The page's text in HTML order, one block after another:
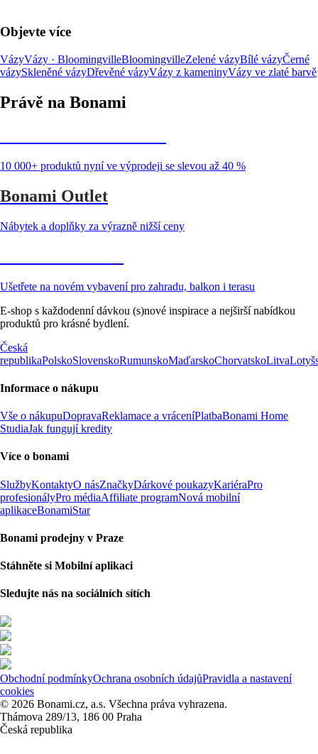
Objevte více
VázyVázy · BloomingvilleBloomingvilleZelené vázyBílé vázyČerné
vázySkleněné vázyDřevěné vázyVázy z kameninyVázy ve zlaté barvě
Právě na Bonami
10 000+ produktů nyní ve výprodeji se slevou až 40 %
Bonami Outlet
Nábytek a doplňky za výrazně nižší ceny
Ušetřete na novém vybavení pro zahradu, balkon i terasu
E-shop s každodenní dávkou (s)nové inspirace a nejširší nabídkou
produktů pro krásné bydlení.
Česká
republikaPolskoSlovenskoRumunskoMaďarskoChorvatskoLitva
Informace o nákupu
Vše o nákupuDopravaReklamace a vráceníPlatbaBonami Home
StudiaJak fungují kredity
Více o bonami
SlužbyKontaktyO násZnačkyDárkové poukazyKariéraPro
profesionályPro médiaAffiliate programNová mobilní
aplikaceBonamiStar
Bonami prodejny v Praze
Stáhněte si Mobilní aplikaci
Sledujte nás na sociálních sítích
Obchodní podmínkyOchrana osobních údajůPravidla a nastavení
cookies
© 2026 Bonami.cz, a.s. Všechna práva vyhrazena.
Thámova 289/13, 186 00 Praha
Česká republika